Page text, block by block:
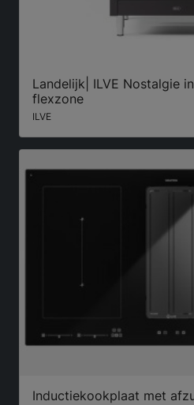
Landelijk| ILVE Nostalgie
flexzone
ILVE
Inductiekookplaat met